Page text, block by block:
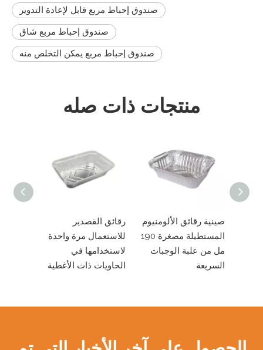
صندوق إحباط مربع قابل لإعادة التدوير
صندوق إحباط مربع شاق
صندوق إحباط مربع يمكن التخلص منه
منتجات ذات صله
للاستعمال
الحاويات ذات
صينية رقائق الألومنيوم
المستطيلة مصغرة 190
مل من علبة الوجبات
السريعة
رقائق القصدير
للاستعمال مرة واحدة
لاستخدامها في
الحاويات ذات الأغطية